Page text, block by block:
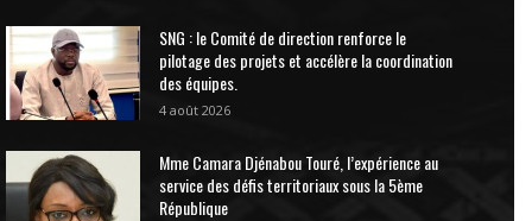
SNG : le Comité de direction renforce le
pilotage des projets et accélère la coordination
des équipes.
4 août 2026
Mme Camara Djénabou Touré, l’expérience au
service des défis territoriaux sous la 5ème
République